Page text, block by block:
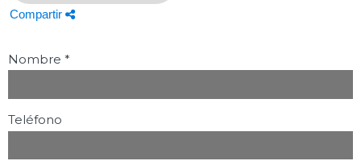
Compartir
Nombre *
Teléfono